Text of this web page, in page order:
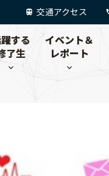
交通アクセス
する
了生
イベント＆
レポート